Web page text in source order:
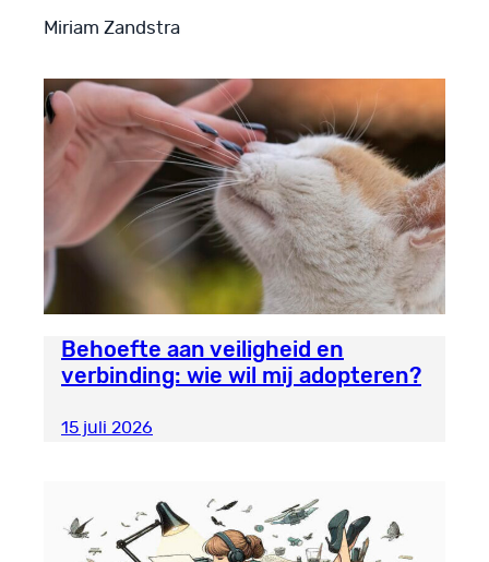
Miriam Zandstra
Behoefte aan veiligheid en
verbinding: wie wil mij adopteren?
15 juli 2026